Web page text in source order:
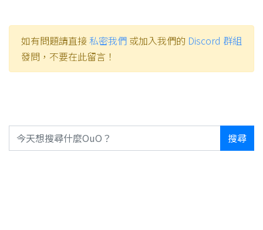
如有問題請直接私密我們 或加入我們的 Discord 群組
發問，不要在此留言！
搜尋